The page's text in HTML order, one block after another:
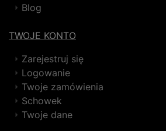
Blog
TWOJE KONTO
Zarejestruj się
Logowanie
Twoje zamówienia
Schowek
Twoje dane